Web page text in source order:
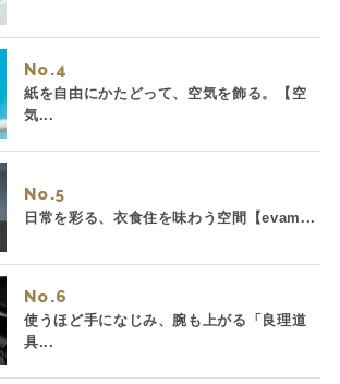
No.
紙を自由にかたどって、空気を飾る。【空
気...
No.
日常を彩る、衣食住を味わう空間【evam...
No.
使うほど手になじみ、腕も上がる「良理道
具...